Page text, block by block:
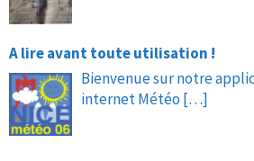
A lire avant toute utilisation !
Bienvenue sur notre
internet Météo […]